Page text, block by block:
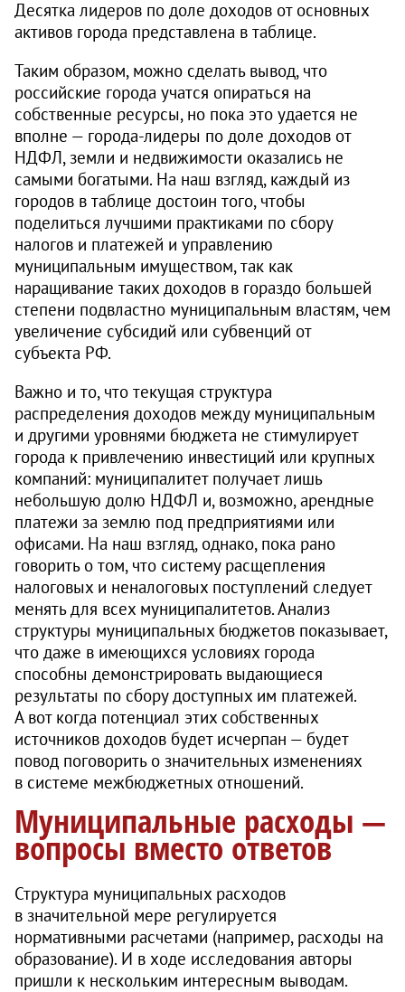
Десятка лидеров по доле доходов от основных
активов города представлена в таблице.
Таким образом, можно сделать вывод, что
российские города учатся опираться на
собственные ресурсы, но пока это удается не
вполне — города-лидеры по доле доходов от
НДФЛ, земли и недвижимости оказались не
самыми богатыми. На наш взгляд, каждый из
городов в таблице достоин того, чтобы
поделиться лучшими практиками по сбору
налогов и платежей и управлению
муниципальным имуществом, так как
наращивание таких доходов в гораздо большей
степени подвластно муниципальным властям, чем
увеличение субсидий или субвенций от
субъекта РФ.
Важно и то, что текущая структура
распределения доходов между муниципальным
и другими уровнями бюджета не стимулирует
города к привлечению инвестиций или крупных
компаний: муниципалитет получает лишь
небольшую долю НДФЛ и, возможно, арендные
платежи за землю под предприятиями или
офисами. На наш взгляд, однако, пока рано
говорить о том, что систему расщепления
налоговых и неналоговых поступлений следует
менять для всех муниципалитетов. Анализ
структуры муниципальных бюджетов показывает,
что даже в имеющихся условиях города
способны демонстрировать выдающиеся
результаты по сбору доступных им платежей.
А вот когда потенциал этих собственных
источников доходов будет исчерпан — будет
повод поговорить о значительных изменениях
в системе межбюджетных отношений.
Муниципальные расходы —
вопросы вместо ответов
Структура муниципальных расходов
в значительной мере регулируется
нормативными расчетами (например, расходы на
образование). И в ходе исследования авторы
пришли к нескольким интересным выводам.